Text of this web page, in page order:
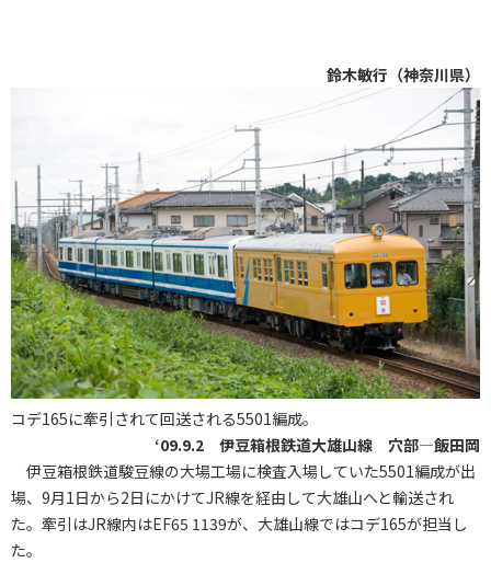
鈴木敏行（神奈川県）
コデ165に牽引されて回送される5501編成。
‘09.9.2 伊豆箱根鉄道大雄山線 穴部―飯田岡
伊豆箱根鉄道駿豆線の大場工場に検査入場していた5501編成が出
場、9月1日から2日にかけてJR線を経由して大雄山へと輸送され
た。牽引はJR線内はEF65 1139が、大雄山線ではコデ165が担当し
た。